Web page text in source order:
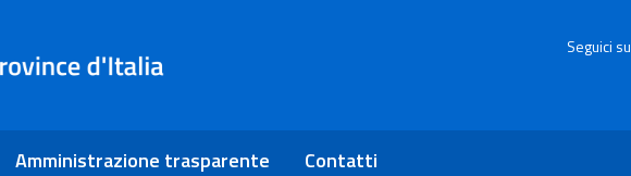
Seguici su
Amministrazione trasparente Contatti